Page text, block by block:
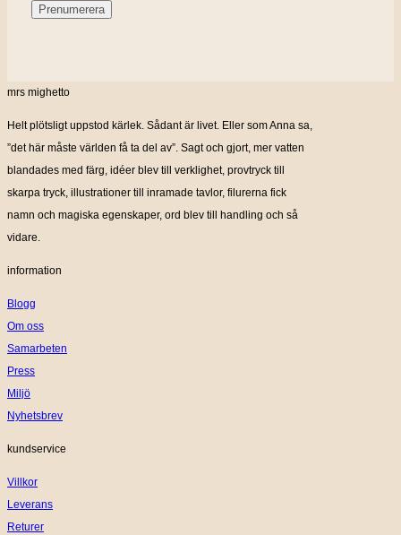
mrs mighetto
Helt plötsligt uppstod kärlek. Sådant är livet. Eller som Anna sa,
”det här måste världen få ta del av”. Sagt och gjort, mer vatten
blandades med färg, idéer blev till verklighet, provtryck till
skarpa tryck, illustrationer till inramade tavlor, filurerna fick
namn och magiska egenskaper, ord blev till handling och så
vidare.
information
Blogg
Om oss
Samarbeten
Press
Miljö
Nyhetsbrev
kundservice
Villkor
Leverans
Returer